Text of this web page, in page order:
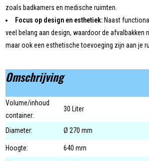
zoals badkamers en medische ruimten.
Focus op design en esthetiek: Naast
veel belang aan design, waardoor de afvalbakken
maar ook een esthetische toevoeging zijn aan je
Omschrijving
Volume/inhoud
container:
30 Liter
Diameter: Ø 270 mm
Hoogte: 640 mm